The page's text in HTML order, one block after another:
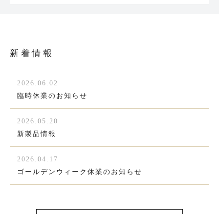
新着情報
2026.06.02
臨時休業のお知らせ
2026.05.20
新製品情報
2026.04.17
ゴールデンウィーク休業のお知らせ